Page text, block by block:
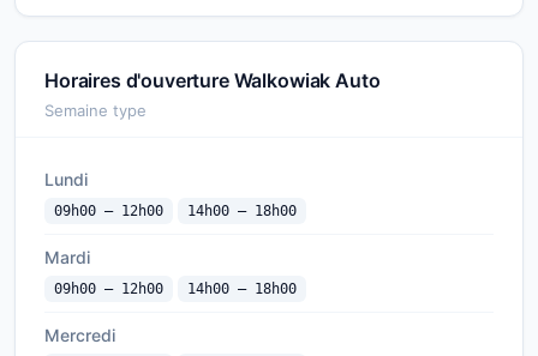
Horaires d'ouverture Walkowiak Auto
Semaine type
Lundi
09h00 — 12h00 14h00 — 18h00
Mardi
09h00 — 12h00 14h00 — 18h00
Mercredi